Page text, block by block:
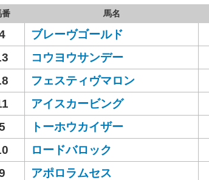
番 馬名
ブレーヴゴールド
コウヨウサンデー
フェスティヴマロン
アイスカービング
トーホウカイザー
ロードバロック
アポロラムセス